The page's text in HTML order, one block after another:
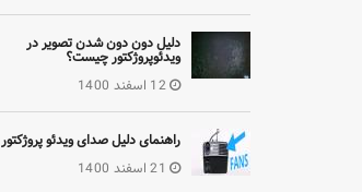
دلیل دون دون شدن تصویر در
ویدئوپروژکتور چیست؟
12 اسفند 1400
راهنمای دلیل صدای ویدئو پروژکتور
21 اسفند 1400